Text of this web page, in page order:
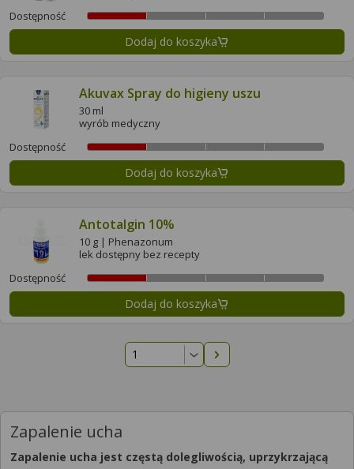
Dostępność
Dodaj do koszyka
Akuvax Spray do higieny uszu
30 ml
wyrób medyczny
Dostępność
Dodaj do koszyka
Antotalgin 10%
10 g | Phenazonum
lek dostępny bez recepty
Dostępność
Dodaj do koszyka
Następna strona
Zapalenie ucha
Zapalenie ucha jest częstą dolegliwością, uprzykrzającą